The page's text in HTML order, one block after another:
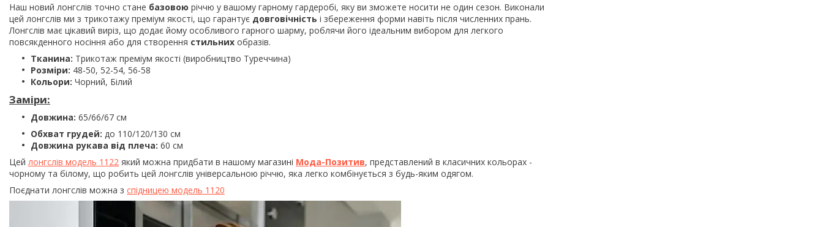
Наш новий лонгслів точно стане базовою річчю у вашому гарному гардеробі, яку ви зможете носити не один сезон. Виконали
цей лонгслів ми з трикотажу преміум якості, що гарантує довговічність і збереження форми навіть після численних прань.
Лонгслів має цікавий виріз, що додає йому особливого гарного шарму, роблячи його ідеальним вибором для легкого
повсякденного носіння або для створення стильних образів.
Тканина: Трикотаж преміум якості (виробництво Туреччина)
Розміри: 48-50, 52-54, 56-58
Кольори: Чорний, Білий
Заміри:
Довжина: 65/66/67 см
Обхват грудей: до 110/120/130 см
Довжина рукава від плеча: 60 см
Цей лонгслів модель 1122 який можна придбати в нашому магазині Мода-Позитив, представлений в класичних кольорах -
чорному та білому, що робить цей лонгслів універсальною річчю, яка легко комбінується з будь-яким одягом.
Поєднати лонгслів можна з спідницею модель 1120